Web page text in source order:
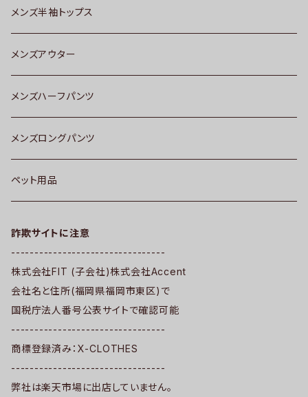
メンズ半袖トップス
メンズアウター
メンズハーフパンツ
メンズロングパンツ
ペット用品
詐欺サイトに注意
---------------------------------
株式会社FIT (子会社)株式会社Accent
会社名と住所(福岡県福岡市東区)で
国税庁法人番号公表サイトで確認可能
---------------------------------
商標登録済み：X-CLOTHES
---------------------------------
弊社は楽天市場に出店していません。